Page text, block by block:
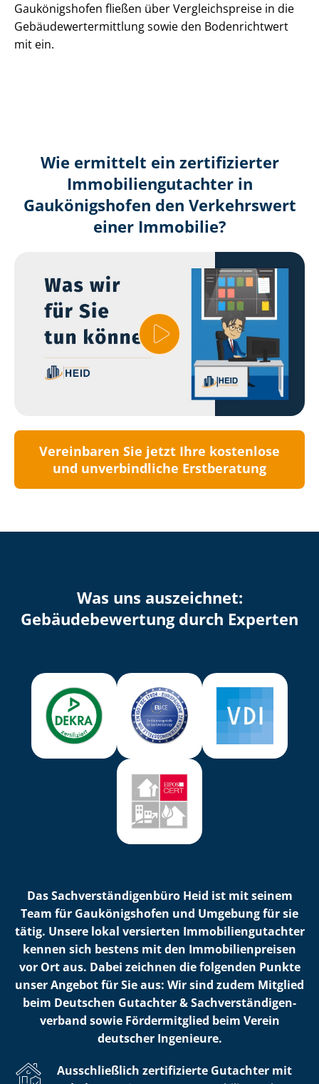
Gaukönigshofen fließen über Ver­gleichs­prei­se in die
Ge­bäu­de­wert­ermitt­lung sowie den Bodenrichtwert
mit ein.
Wie ermittelt ein zertifizierter
Immobilien­gutachter in
Gaukönigshofen den Verkehrswert
einer Immobilie?
Vereinbaren Sie jetzt Ihre kostenlose
und unverbindliche Erstberatung
Was uns auszeichnet:
Ge­bäu­de­be­wer­tung durch Experten
Das Sach­ver­stän­di­gen­bü­ro Heid ist mit seinem
Team für Gaukönigshofen und Umgebung für sie
tätig. Unsere lokal versierten Im­mo­bi­li­en­gut­ach­ter
kennen sich bestens mit den Im­mo­bi­li­en­prei­sen
vor Ort aus. Dabei zeichnen die folgenden Punkte
unser Angebot für Sie aus: Wir sind zudem Mitglied
beim Deutschen Gutachter & Sach­ver­stän­di­gen­
ver­band sowie Fördermitglied beim Verein
deutscher Ingenieure.
Ausschließlich zertifizierte Gutachter mit